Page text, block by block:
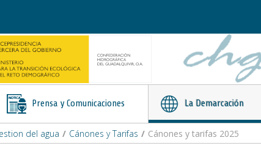
Prensa y Comunicaciones La Demarcación
del agua / Cánones y Tarifas / Cánones y tarifas 2025